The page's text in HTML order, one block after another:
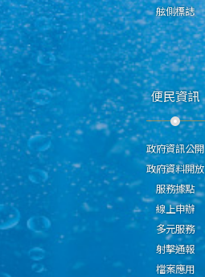
舷側標誌
便民資訊
政府資訊公開
政府資料開放
服務據點
線上申辦
多元服務
射擊通報
檔案應用